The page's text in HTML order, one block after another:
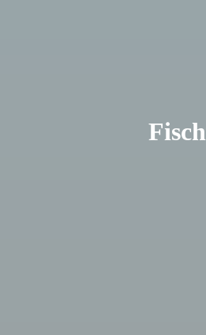
Fisch